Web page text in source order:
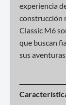
experiencia
construcción
Classic M6
que buscan
sus